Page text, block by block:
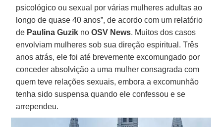
psicológico ou sexual por várias mulheres adultas ao
longo de quase 40 anos”, de acordo com um relatório
de Paulina Guzik noOSV News. Muitos dos casos
envolviam mulheres sob sua direção espiritual. Três
anos atrás, ele foi até brevemente excomungado por
conceder absolvição a uma mulher consagrada com
quem teve relações sexuais, embora a excomunhão
tenha sido suspensa quando ele confessou e se
arrependeu.